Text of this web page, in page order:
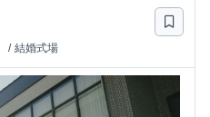
/ 結婚式場